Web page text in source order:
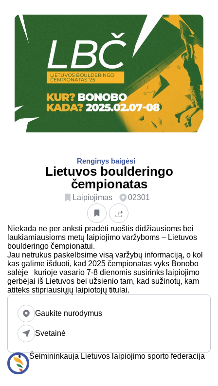
Renginys baigėsi
Lietuvos boulderingo
čempionatas
Laipiojimas 02301
Niekada ne per anksti pradėti ruoštis didžiausioms bei
laukiamiausioms metų laipiojimo varžyboms – Lietuvos
boulderingo čempionatui.
Jau netrukus paskelbsime visą varžybų informaciją, o kol
kas galime išduoti, kad 2025 čempionatas vyks Bonobo
salėje kurioje vasario 7-8 dienomis susirinks laipiojimo
gerbėjai iš Lietuvos bei užsienio tam, kad sužinotų, kam
atiteks stipriausiųjų laipiotojų titulai.
Gaukite nurodymus
Svetainė
Šeimininkauja Lietuvos laipiojimo sporto federacija